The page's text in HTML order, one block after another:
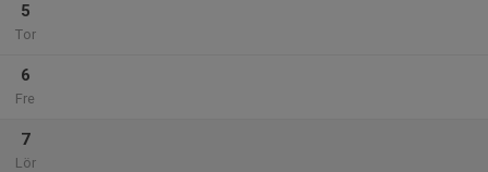
5
Tor
6
Fre
7
Lör